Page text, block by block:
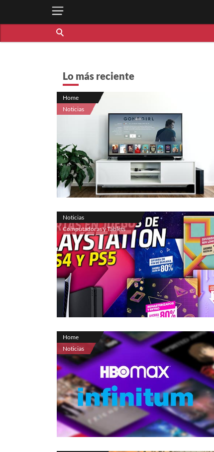
Lo más reciente
Home
Noticias
Noticias
Computadoras y Tablets
Home
Noticias